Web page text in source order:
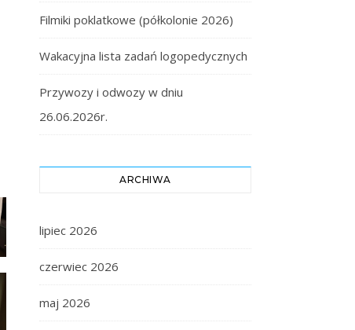
Filmiki poklatkowe (półkolonie 2026)
Wakacyjna lista zadań logopedycznych
Przywozy i odwozy w dniu
26.06.2026r.
ARCHIWA
lipiec 2026
czerwiec 2026
maj 2026